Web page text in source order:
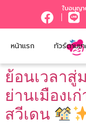
ใบอนุญ
หน้าแรก ทัวร์ตามเ
ย้อนเวลาสู่
ย่านเมืองเ
สวีเดน